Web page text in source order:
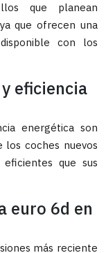
que planean
que ofrecen una
con los
eficiencia
energética son
los coches nuevos
que sus
euro 6d en
más reciente